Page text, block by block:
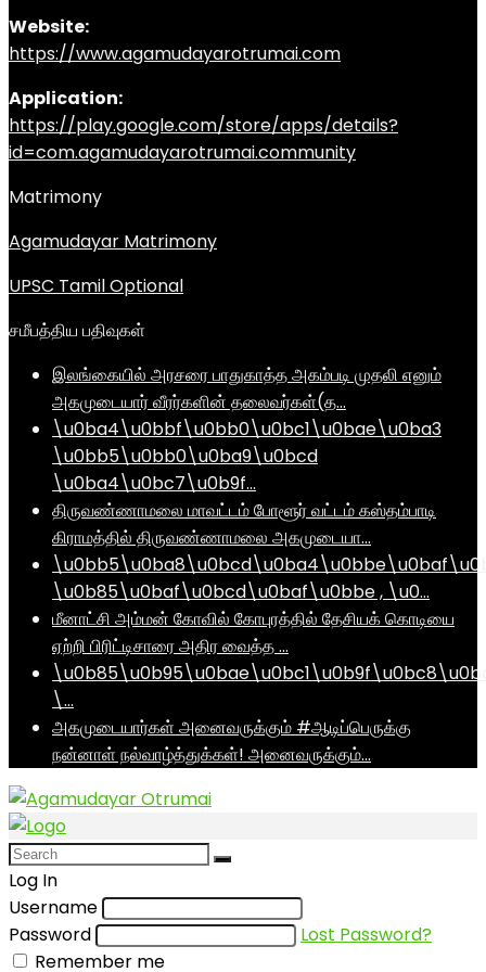
Website:
https://www.agamudayarotrumai.com
Application:
https://play.google.com/store/apps/details?
id=com.agamudayarotrumai.community
Matrimony
Agamudayar Matrimony
UPSC Tamil Optional
சமீபத்திய பதிவுகள்
இலங்கையில் அரசரை பாதுகாத்த அகம்படி முதலி எனும்
அகமுடையார் வீரர்களின் தலைவர்கள்(த…
\u0ba4\u0bbf\u0bb0\u0bc1\u0bae\u0ba3
\u0bb5\u0bb0\u0ba9\u0bcd
\u0ba4\u0bc7\u0b9f…
திருவண்ணாமலை மாவட்டம் போளூர் வட்டம் கஸ்தம்பாடி
கிராமத்தில் திருவண்ணாமலை அகமுடையா…
\u0b85\u0baf\u0bcd\u0baf\u0bbe , \u0…
மீனாட்சி அம்மன் கோவில் கோபுரத்தில் தேசியக் கொடியை
ஏற்றி பிரிட்டிசாரை அதிர வைத்த …
\…
அகமுடையார்கள் அனைவருக்கும் #ஆடிப்பெருக்கு
நன்னாள் நல்வாழ்த்துக்கள்! அனைவருக்கும்…
Log In
Username
Password
Lost Password?
Remember me